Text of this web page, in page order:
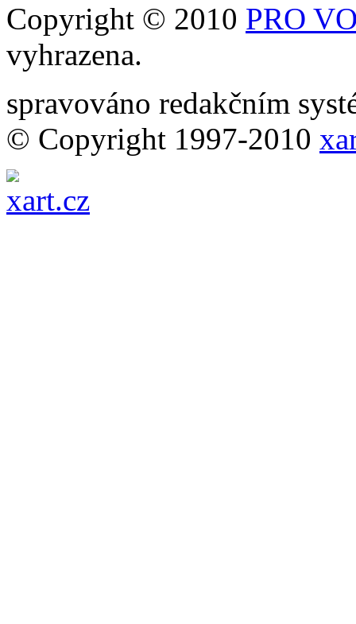
Copyright © 2010 PRO
vyhrazena.
spravováno redakčním
© Copyright 1997-2010